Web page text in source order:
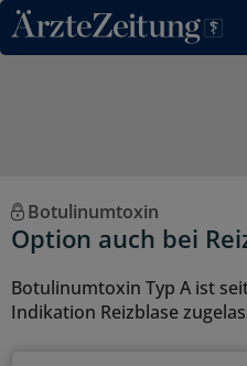
Direkt zum Inhaltsbereich
Botulinumtoxin
Option auch bei
Botulinumtoxin Typ A ist
Indikation Reizblase